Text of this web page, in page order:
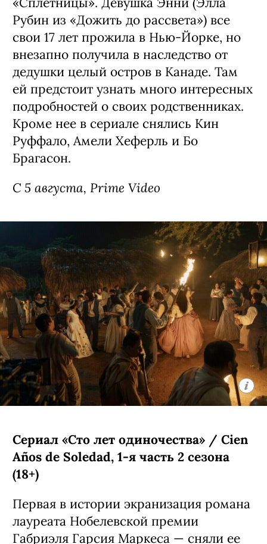
Сериал «Стерлинг Поинт» / Sterling
Point, премьера (18+)
спродюсированный создателями
Рубин из «Дожить до рассвета») все
свои 17 лет прожила в Нью-Йорке, но
внезапно получила в наследство от
дедушки целый остров в Канаде. Там
ей предстоит узнать много интересных
подробностей о своих родственниках.
Кроме нее в сериале снялись Кин
Руффало, Амели Хеферль и Бо
Брагасон.
С 5 августа, Prime Video